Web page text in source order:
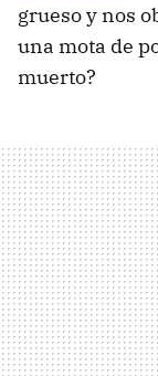
grueso y nos
una mota de
muerto?